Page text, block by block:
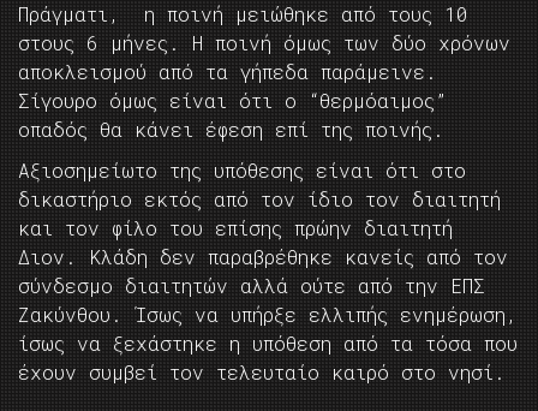
Πράγματι, η ποινή μειώθηκε από τους 10
στους 6 μήνες. Η ποινή όμως των δύο χρόνων
αποκλεισμού από τα γήπεδα παράμεινε.
Σίγουρο όμως είναι ότι ο “θερμόαιμος”
οπαδός θα κάνει έφεση επί της ποινής.
Αξιοσημείωτο της υπόθεσης είναι ότι στο
δικαστήριο εκτός από τον ίδιο τον διαιτητή
και τον φίλο του επίσης πρώην διαιτητή
Διον. Κλάδη δεν παραβρέθηκε κανείς από τον
σύνδεσμο διαιτητών αλλά ούτε από την ΕΠΣ
Ζακύνθου. Ίσως να υπήρξε ελλιπής ενημέρωση,
ίσως να ξεχάστηκε η υπόθεση από τα τόσα που
έχουν συμβεί τον τελευταίο καιρό στο νησί.